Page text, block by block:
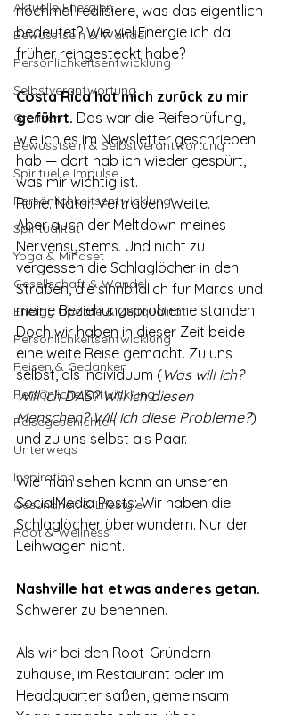
Aktuelle Energien
Bewusstsein & Wandel
Persönlichkeitsentwicklung
Selbstverantwortung
Grenzen
Bewusstsein & Selbstverantwortung
Spirituelle Impulse
Persönlichkeitsentwicklung
Spiritualität
Yoga & Mindset
Gesellschaft & Wandel
Energy Update & Zeitqualität
Persönlichkeitsentwicklung
Reisen & Gedanken
Persönliche Entwicklung
Reisegeschichten
Unterwegs
Inspiration
Gesundheit & Lifestyle
Root & Wellness
nochmal realisiere, was das eigentlich
bedeutet? Wie viel Energie ich da
früher reingesteckt habe?
Costa Rica hat mich zurück zu mir
geführt. Das war die Reifeprüfung,
wie ich es im Newsletter geschrieben
hab — dort hab ich wieder gespürt,
was mir wichtig ist.
Ruhe. Natur. Vertrauen. Weite.
Aber auch der Meltdown meines
Nervensystems. Und nicht zu
vergessen die Schlaglöcher in den
Straßen, die sinnbildlich für Marcs und
meine Beziehungsprobleme standen.
Doch wir haben in dieser Zeit beide
eine weite Reise gemacht. Zu uns
selbst, als Individuum (Was will ich?
Will ich DAS? Will ich diesen
Menschen? Will ich diese Probleme?)
und zu uns selbst als Paar.
Wie man sehen kann an unseren
SocialMedia Posts: Wir haben die
Schlaglöcher überwundern. Nur der
Leihwagen nicht.
Nashville hat etwas anderes getan.
Schwerer zu benennen.
Als wir bei den Root-Gründern
zuhause, im Restaurant oder im
Headquarter saßen, gemeinsam